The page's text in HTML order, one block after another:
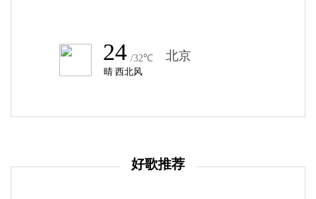
好歌推荐